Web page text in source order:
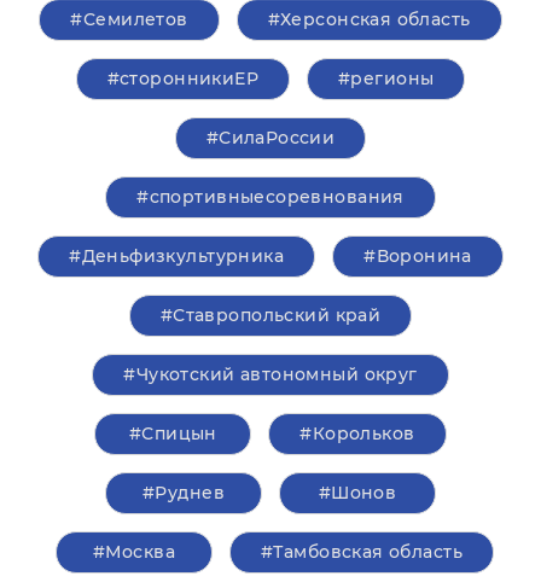
#Семилетов #Херсонская область
#сторонникиЕР #регионы
#СилаРоссии
#спортивныесоревнования
#Деньфизкультурника #Воронина
#Ставропольский край
#Чукотский автономный округ
#Спицын #Корольков
#Руднев #Шонов
#Москва #Тамбовская область